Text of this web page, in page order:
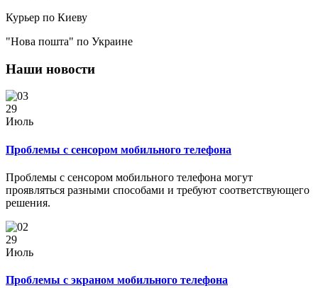
Курьер по Киеву
"Нова пошта" по Украине
Наши новости
29
Июль
Проблемы с сенсором мобильного телефона
Проблемы с сенсором мобильного телефона могут
проявляться разными способами и требуют соответствующего
решения.
29
Июль
Проблемы с экраном мобильного телефона